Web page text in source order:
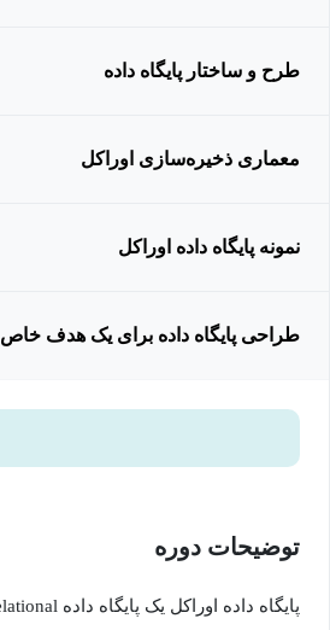
طرح و ساختار پایگاه داده
معماری ذخیره‌سازی اوراکل
نمونه پایگاه داده اوراکل
طراحی پایگاه داده برای یک هدف خاص
توضیحات دوره